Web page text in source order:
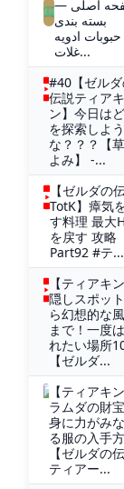
اصلی —
بسته بندی
حبوبات ادویه
غلات...
#40【ゼル
伝説ティアキ
ン】今日は
を探索しよ
な？？？【
よみ】 -...
【ゼルダの
TotK】瘴気
す料理 最大
を戻す 攻略
Part92 #テ...
【ティアキン
隠しスポッ
ら幻想的な
まで！一度
れたい場所
【ゼルダ...
【ティアキン
ラムダの財
身に力がみ
る服の入手
【ゼルダの
ティアー...